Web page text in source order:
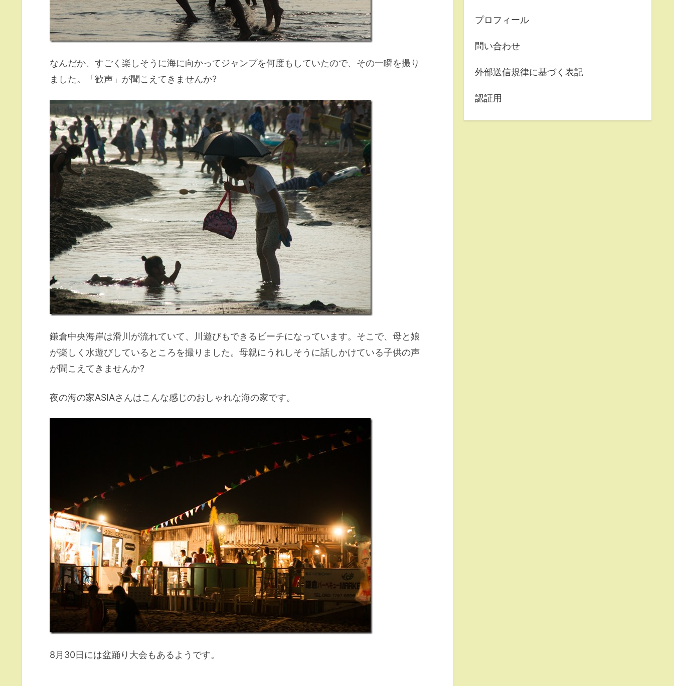
なんだか、すごく楽しそうに海に向かってジャンプを何度もしていたので、その一瞬を撮り
ました。「歓声」が聞こえてきませんか?
鎌倉中央海岸は滑川が流れていて、川遊びもできるビーチになっています。そこで、母と娘
が楽しく水遊びしているところを撮りました。母親にうれしそうに話しかけている子供の声
が聞こえてきませんか?
夜の海の家ASIAさんはこんな感じのおしゃれな海の家です。
8月30日には盆踊り大会もあるようです。
プロフィール
問い合わせ
外部送信規律に基づく表記
認証用